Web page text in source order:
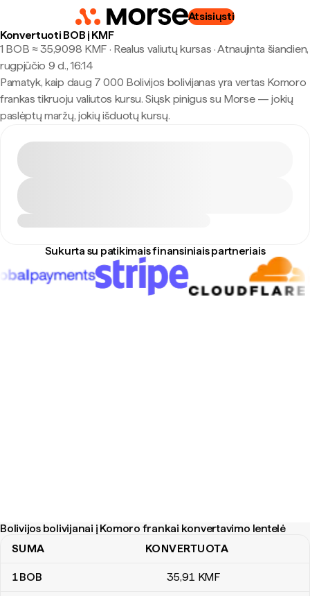
Atsisiųsti
Konvertuoti BOB į KMF
1 BOB ≈ 35,9098 KMF · Realus valiutų kursas ·Atnaujinta šiandien,
rugpjūčio 9 d., 16:14
Pamatyk, kaip daug 7 000 Bolivijos bolivijanas yra vertas Komoro
frankas tikruoju valiutos kursu. Siųsk pinigus su Morse — jokių
paslėptų maržų, jokių išduotų kursų.
Sukurta su patikimais finansiniais partneriais
Bolivijos bolivijanai į Komoro frankai konvertavimo lentelė
Bolivijos bolivijanai į Komoro frankai konvertavimo lentelė
SUMA KONVERTUOTA
1BOB 35,91 KMF